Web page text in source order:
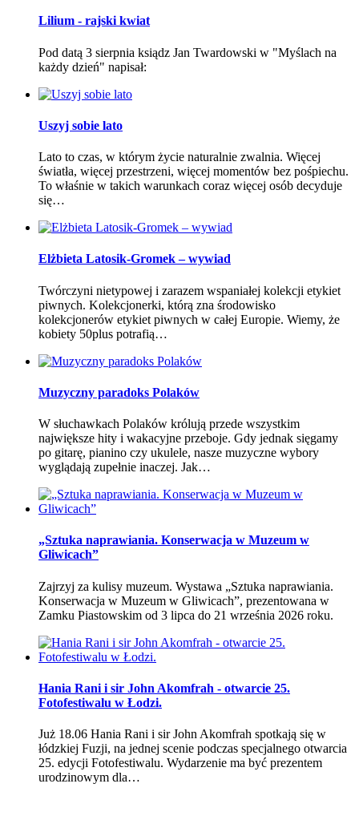
Lilium - rajski kwiat
Pod datą 3 sierpnia ksiądz Jan Twardowski w "Myślach na
każdy dzień" napisał:
Uszyj sobie lato
Lato to czas, w którym życie naturalnie zwalnia. Więcej
światła, więcej przestrzeni, więcej momentów bez pośpiechu.
To właśnie w takich warunkach coraz więcej osób decyduje
się…
Elżbieta Latosik-Gromek – wywiad
Twórczyni nietypowej i zarazem wspaniałej kolekcji etykiet
piwnych. Kolekcjonerki, którą zna środowisko
kolekcjonerów etykiet piwnych w całej Europie. Wiemy, że
kobiety 50plus potrafią…
Muzyczny paradoks Polaków
W słuchawkach Polaków królują przede wszystkim
największe hity i wakacyjne przeboje. Gdy jednak sięgamy
po gitarę, pianino czy ukulele, nasze muzyczne wybory
wyglądają zupełnie inaczej. Jak…
„Sztuka naprawiania. Konserwacja w Muzeum w
Gliwicach”
Zajrzyj za kulisy muzeum. Wystawa „Sztuka naprawiania.
Konserwacja w Muzeum w Gliwicach”, prezentowana w
Zamku Piastowskim od 3 lipca do 21 września 2026 roku.
Hania Rani i sir John Akomfrah - otwarcie 25.
Fotofestiwalu w Łodzi.
Już 18.06 Hania Rani i sir John Akomfrah spotkają się w
łódzkiej Fuzji, na jednej scenie podczas specjalnego otwarcia
25. edycji Fotofestiwalu. Wydarzenie ma być prezentem
urodzinowym dla…